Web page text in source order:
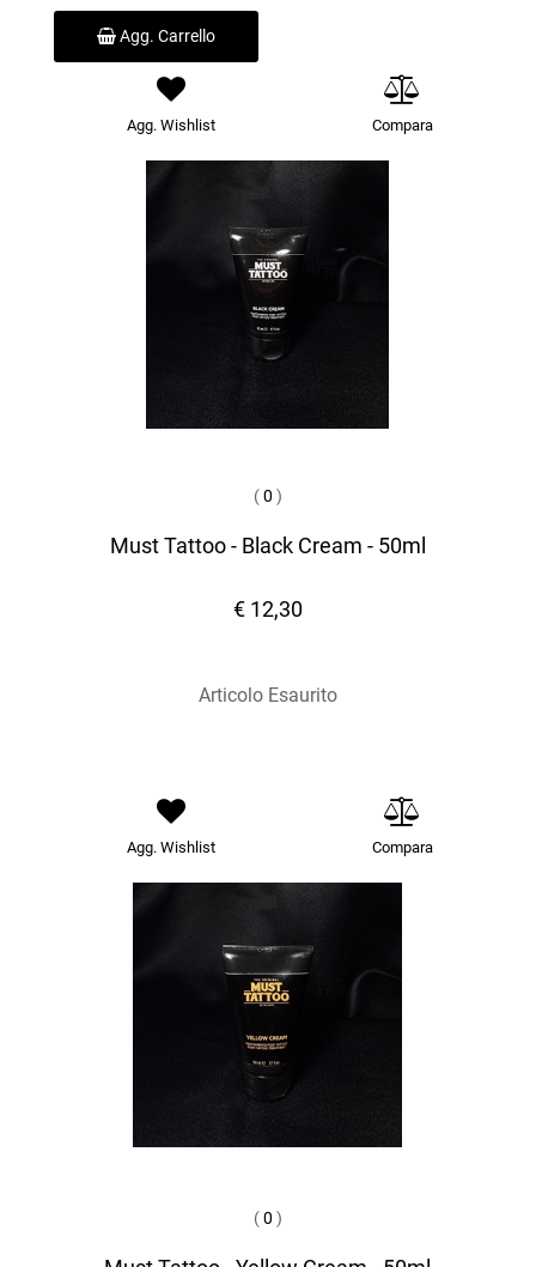
Agg. Carrello
Agg. Wishlist Compara
(0 )
Must Tattoo - Black Cream - 50ml
€ 12,30
Articolo Esaurito
Agg. Wishlist Compara
(0 )